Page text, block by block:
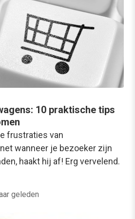
10 praktische tips
frustraties van
wanneer je bezoeker zijn
haakt hij af! Erg vervelend.
geleden